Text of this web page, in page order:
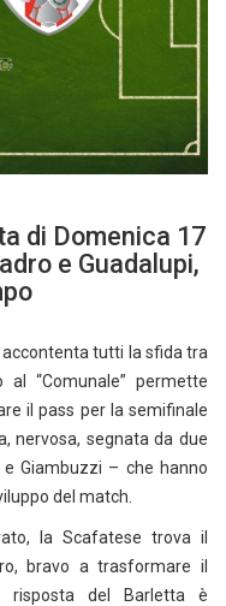
di Domenica 17
e Guadalupi,
accontenta tutti la sfida tra
“Comunale” permette
il pass per la semifinale
nervosa, segnata da due
Giambuzzi – che hanno
del match.
la Scafatese trova il
bravo a trasformare il
risposta del Barletta è